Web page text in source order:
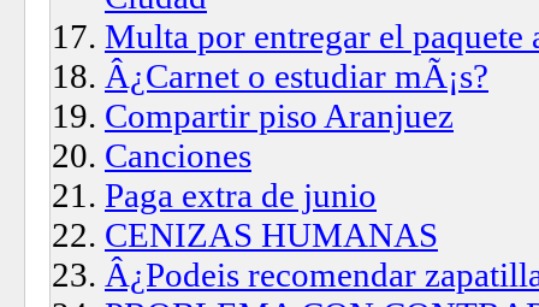
Multa por entregar el paquete
Â¿Carnet o estudiar mÃ¡s?
Compartir piso Aranjuez
Canciones
Paga extra de junio
CENIZAS HUMANAS
Â¿Podeis recomendar